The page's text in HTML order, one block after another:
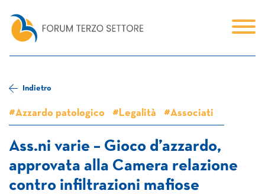
Indietro
#Azzardo patologico #Legalità #Associati
Ass.ni varie – Gioco d’azzardo,
approvata alla Camera relazione
contro infiltrazioni mafiose